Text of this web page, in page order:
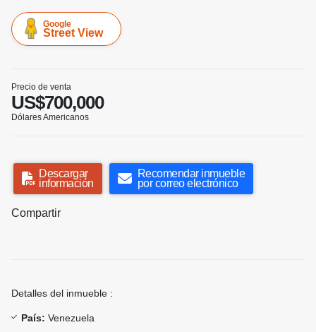
Google
Street View
Precio de venta
US$700,000
Dólares Americanos
Descargar
información
Recomendar inmueble
por correo electrónico
Compartir
Detalles del inmueble :
País: Venezuela